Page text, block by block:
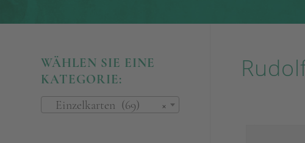
WÄHLEN SIE EINE
KATEGORIE:
×
Einzelkarten (69)